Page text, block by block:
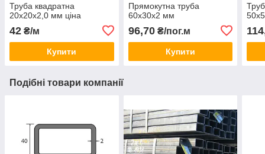
Труба квадратна
20х20х2,0 мм ціна
42 ₴/м
Купити
Прямокутна труба
60х30х2 мм
96,70₴/пог.м
Купити
Подібні товари компанії